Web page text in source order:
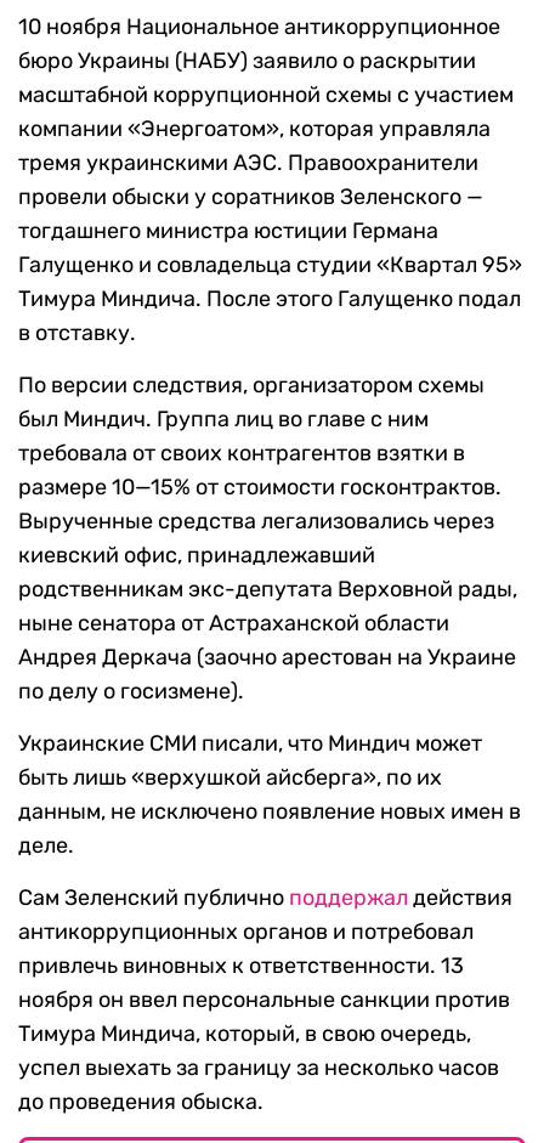
10 ноября Национальное антикоррупционное
бюро Украины (НАБУ) заявило о раскрытии
масштабной коррупционной схемы с участием
компании «Энергоатом», которая управляла
тремя украинскими АЭС. Правоохранители
провели обыски у соратников Зеленского —
тогдашнего министра юстиции Германа
Галущенко и совладельца студии «Квартал 95»
Тимура Миндича. После этого Галущенко подал
в отставку.
По версии следствия, организатором схемы
был Миндич. Группа лиц во главе с ним
требовала от своих контрагентов взятки в
размере 10—15% от стоимости госконтрактов.
Вырученные средства легализовались через
киевский офис, принадлежавший
родственникам экс-депутата Верховной рады,
ныне сенатора от Астраханской области
Андрея Деркача (заочно арестован на Украине
по делу о госизмене).
Украинские СМИ писали, что Миндич может
быть лишь «верхушкой айсберга», по их
данным, не исключено появление новых имен в
деле.
Сам Зеленский публично поддержал действия
антикоррупционных органов и потребовал
привлечь виновных к ответственности. 13
ноября он ввел персональные санкции против
Тимура Миндича, который, в свою очередь,
успел выехать за границу за несколько часов
до проведения обыска.